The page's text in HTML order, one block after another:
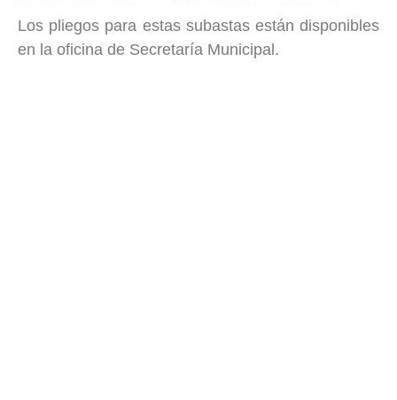
Los pliegos para estas subastas están disponibles
en la oficina de Secretaría Municipal.